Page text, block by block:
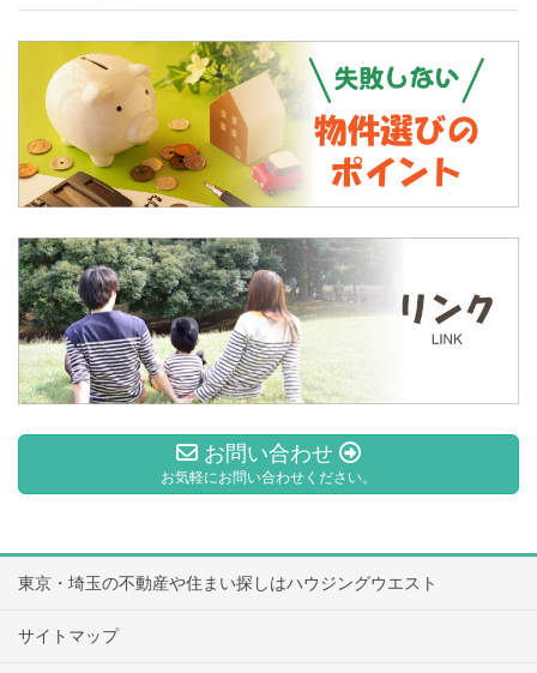
お問い合わせ
お気軽にお問い合わせください。
東京・埼玉の不動産や住まい探しはハウジングウエスト
サイトマップ